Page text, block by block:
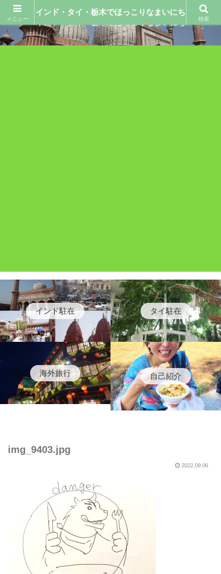
インド駐在 タイ駐在
海外旅行 自己紹介
img_9403.jpg
2022.09.06
メニュー
インド・タイ・栃木でほっこりなまいにち
検索